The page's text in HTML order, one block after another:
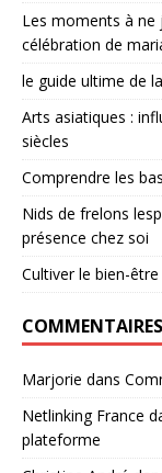
Les moments à ne
célébration de
le guide ultime de
Arts asiatiques :
siècles
Comprendre les
Nids de frelons
présence chez soi
Cultiver le bien-
Marjorie dans
Netlinking France
plateforme